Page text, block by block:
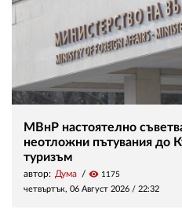
МВнР настоятелно
неотложни пътувания до
туризъм
автор: Дума visibility 1175
четвъртък, 06 Август 2026 / 22:32